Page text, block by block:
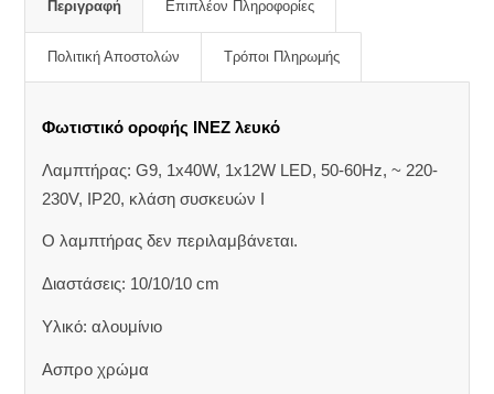
Περιγραφή Επιπλέον Πληροφορίες
Πολιτική Αποστολών Τρόποι Πληρωμής
Φωτιστικό οροφής INEZ λευκό
Λαμπτήρας: G9, 1x40W, 1x12W LED, 50-60Hz, ~ 220-
230V, IP20, κλάση συσκευών Ι
Ο λαμπτήρας δεν περιλαμβάνεται.
Διαστάσεις: 10/10/10 cm
Υλικό: αλουμίνιο
Ασπρο χρώμα